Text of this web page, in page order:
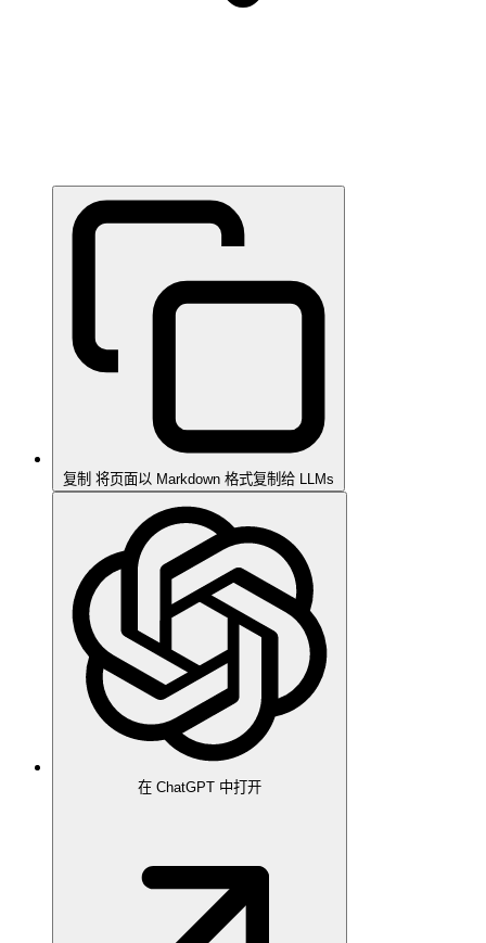
复制 将页面以 Markdown 格式复制给 LLMs
在 ChatGPT 中打开